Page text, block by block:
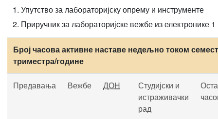
Упутство за лабораторијску опрему и инструменте
Приручник за лабораторијске вежбе из електронике 1
Број часова активне наставе недељно током
триместра/године
Предавања Вежбе ДОН
Студијски и
истраживачки
рад